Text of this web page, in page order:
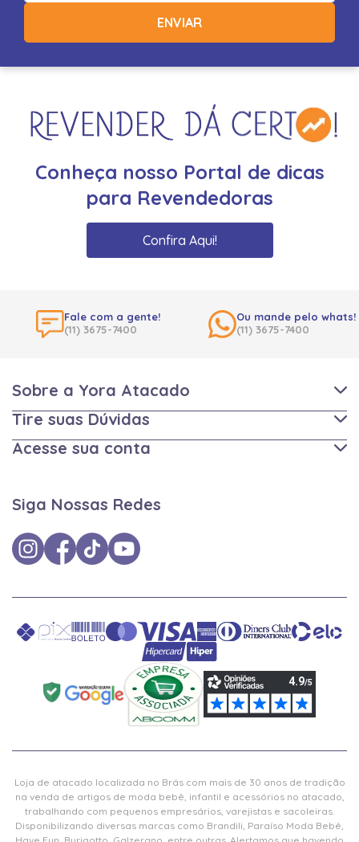
ENVIAR
Conheça nosso Portal de dicas
para Revendedoras
Confira Aqui!
Fale com a gente!
(11) 3675-7400
Ou mande pelo whats!
(11) 3675-7400
Sobre a Yora Atacado
Tire suas Dúvidas
Acesse sua conta
Siga Nossas Redes
Loja de atacado localizada no Brás com mais de 30 anos de tradição
na venda de artigos de moda bebê, infantil e acessórios no atacado,
trabalhando com pequenos empresários, varejistas e sacoleiras.
Disponibilizando diversas marcas como Brandili, Paraíso Moda Bebê,